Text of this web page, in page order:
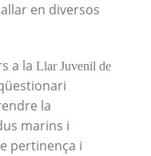
en diversos
a la Llar Juvenil de
la
marins i
pertinença i